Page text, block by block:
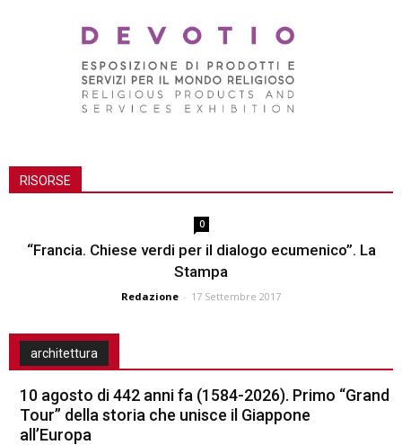
RISORSE
0
“Francia. Chiese verdi per il dialogo ecumenico”. La
Stampa
Redazione - 17 Settembre 2017
architettura
10 agosto di 442 anni fa (1584-2026). Primo “Grand
Tour” della storia che unisce il Giappone
all’Europa